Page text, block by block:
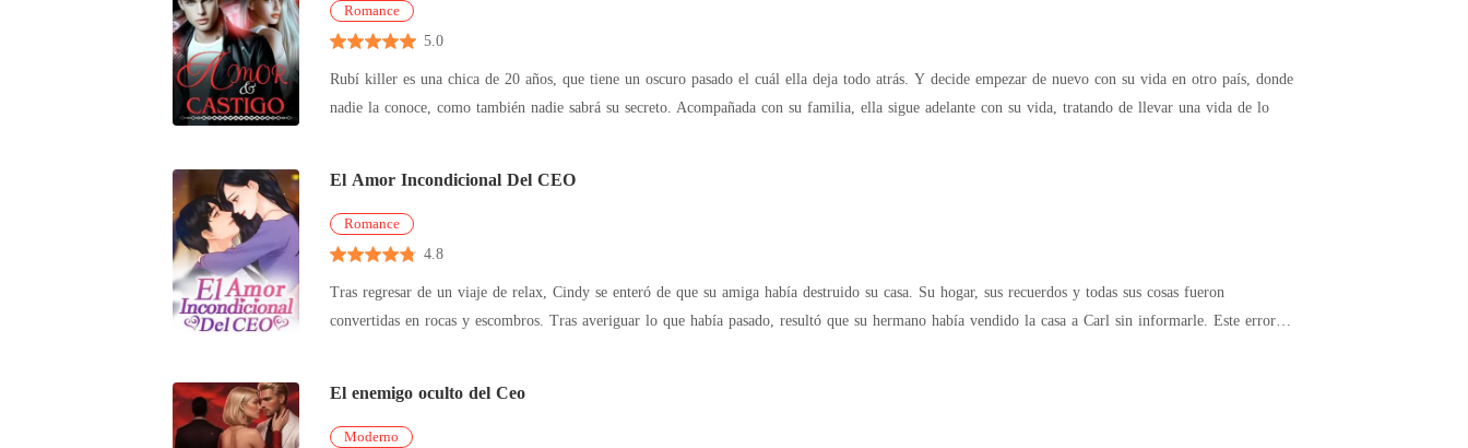
Romance
5.0
Rubí killer es una chica de 20 años, que tiene un oscuro pasado el cuál ella deja todo atrás. Y decide empezar de nuevo con su vida en otro país, donde
nadie la conoce, como también nadie sabrá su secreto. Acompañada con su familia, ella sigue adelante con su vida, tratando de llevar una vida de lo
El Amor Incondicional Del CEO
Romance
4.8
Tras regresar de un viaje de relax, Cindy se enteró de que su amiga había destruido su casa. Su hogar, sus recuerdos y todas sus cosas fueron
convertidas en rocas y escombros. Tras averiguar lo que había pasado, resultó que su hermano había vendido la casa a Carl sin informarle. Este error
El enemigo oculto del Ceo
Moderno